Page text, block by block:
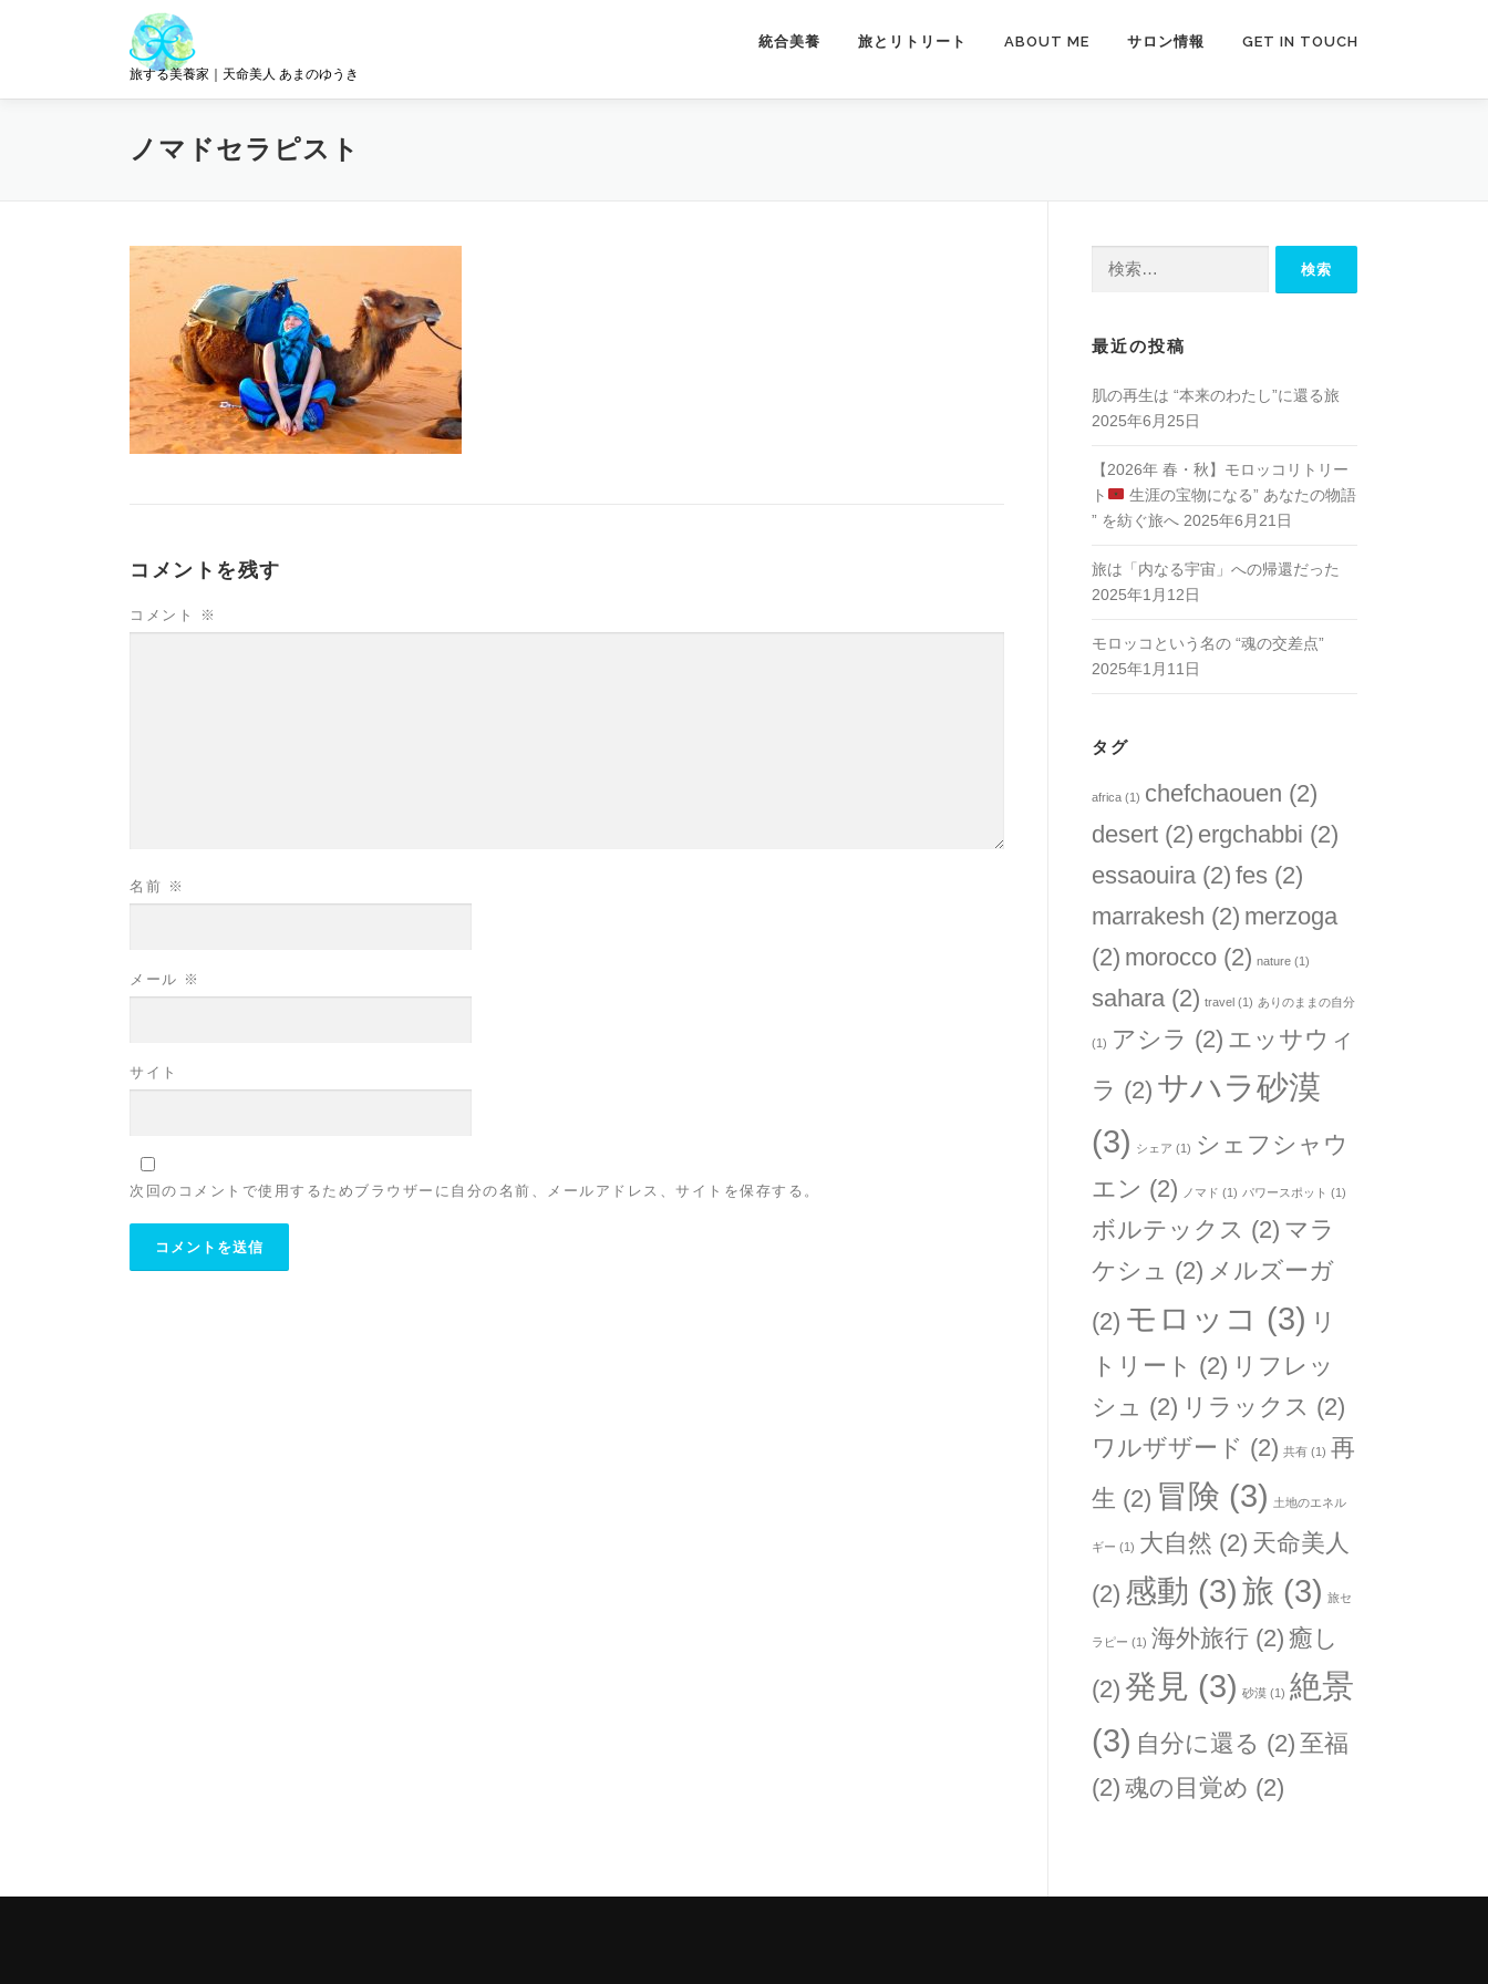
旅する美養家｜天命美人 あまのゆうき
統合美養 旅とリトリート ABOUT ME サロン情報 GET IN TOUCH
ノマドセラピスト
コメントを残す
コメント ※
名前 ※
メール ※
サイト
次回のコメントで使用するためブラウザーに自分の名前、メールアドレス、サイトを保存する。
最近の投稿
肌の再生は “本来のわたし”に還る旅
2025年6月25日
【2026年 春・秋】モロッコリトリー
ト
生涯の宝物になる” あなたの物語
” を紡ぐ旅へ 2025年6月21日
旅は「内なる宇宙」への帰還だった
2025年1月12日
モロッコという名の “魂の交差点”
2025年1月11日
タグ
africa (1) chefchaouen (2)
desert (2) ergchabbi (2)
essaouira(2) fes (2)
marrakesh (2) merzoga
(2) morocco (2) nature (1)
sahara(2) travel (1) ありのままの自分
(1) アシラ (2) エッサウィ
ラ (2) サハラ砂漠
(3) シェア (1) シェフシャウ
エン (2) ノマド (1) パワースポット (1)
ボルテックス (2) マラ
ケシュ (2) メルズーガ
(2) モロッコ (3) リ
トリート (2) リフレッ
シュ (2) リラックス (2)
ワルザザード (2) 共有 (1) 再
生 (2) 冒険 (3) 土地のエネル
ギー (1) 大自然 (2) 天命美人
(2) 感動 (3)旅 (3) 旅セ
ラピー (1) 海外旅行 (2) 癒し
(2) 発見 (3) 砂漠 (1) 絶景
(3) 自分に還る (2) 至福
(2) 魂の目覚め (2)